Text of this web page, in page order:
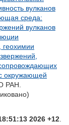
вулканов
среда:
вулканов
геохимии
окружающей
РАН.
2026 +12